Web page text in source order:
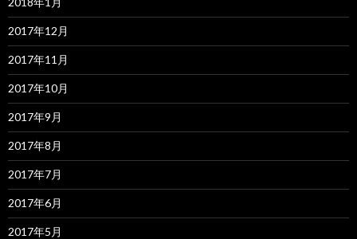
2017年12月
2017年11月
2017年10月
2017年9月
2017年8月
2017年7月
2017年6月
2017年5月